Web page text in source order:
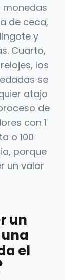
monedas
de ceca,
y
Cuarto,
los
se
atajo
de
con 1
o 100
porque
un valor
un
el